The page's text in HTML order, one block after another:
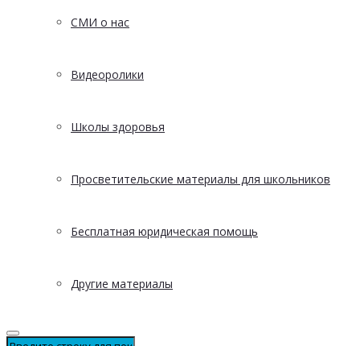
СМИ о нас
Видеоролики
Школы здоровья
Просветительские материалы для школьников
Бесплатная юридическая помощь
Другие материалы